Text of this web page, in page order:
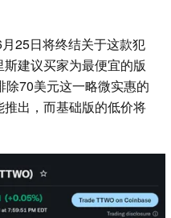
月25日将终结关于这款犯
建议买家为最便宜的版
70美元这一略微实惠的
推出，而基础版的低价将